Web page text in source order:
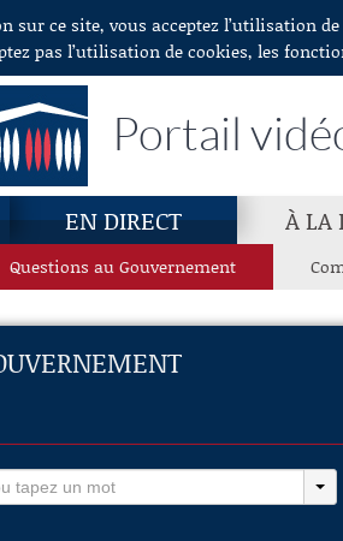
sur ce site, vous acceptez l’utilisation
pas l’utilisation de cookies, les
Portail
EN DIRECT À LA
Questions au Gouvernement